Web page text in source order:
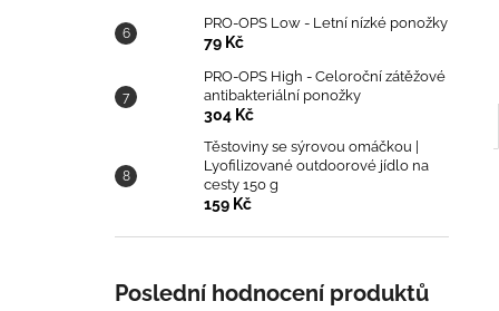
PRO-OPS Low - Letní nízké ponožky
79 Kč
PRO-OPS High - Celoroční zátěžové
antibakteriální ponožky
304 Kč
Těstoviny se sýrovou omáčkou |
Lyofilizované outdoorové jídlo na
cesty 150 g
159 Kč
Poslední hodnocení produktů